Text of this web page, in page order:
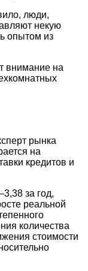
люди,
некую
опытом из
внимание на
рынка
на
кредитов и
за год,
реальной
количества
стоимости